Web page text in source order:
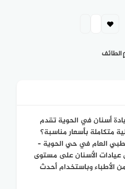
الطائف
أسنان في الحوية تقدم
متكاملة بأسعار مناسبة؟
العام في حي الحوية –
عيادات الأسنان على مستوى
الأطباء وباستخدام أحدث